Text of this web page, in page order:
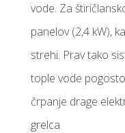
vode. Za
panelov (2,4 kW),
strehi. Prav tako
tople vode
črpanje drage
grelca.